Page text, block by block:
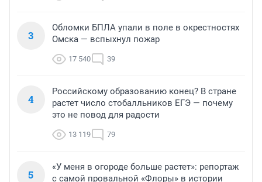
3
Обломки БПЛА упали в поле в окрестностях
Омска — вспыхнул пожар
17 540 39
4
Российскому образованию конец? В стране
растет число стобалльников ЕГЭ — почему
это не повод для радости
13 119 79
5
«У меня в огороде больше растет»: репортаж
с самой провальной «Флоры» в истории